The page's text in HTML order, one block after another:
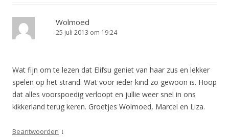
Wolmoed
25 juli 2013 om 19:24
Wat fijn om te lezen dat Elifsu geniet van haar zus en lekker
spelen op het strand. Wat voor ieder kind zo gewoon is. Hoop
dat alles voorspoedig verloopt en jullie weer snel in ons
kikkerland terug keren. Groetjes Wolmoed, Marcel en Liza.
Beantwoorden ↓